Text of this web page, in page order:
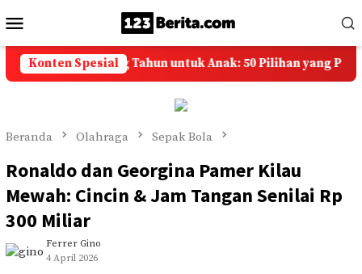
ke
kontenMobile
Konten Spesial
Ulang Tahun untuk Anak: 50 Pilihan yang Penuh Doa
Beranda Olahraga Sepak Bola
Ronaldo dan Georgina Pamer Kilau
Mewah: Cincin & Jam Tangan Senilai Rp
300 Miliar
Ferrer Gino
4 April 2026